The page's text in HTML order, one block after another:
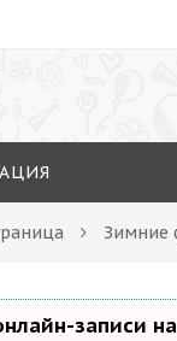
Зимние
записи